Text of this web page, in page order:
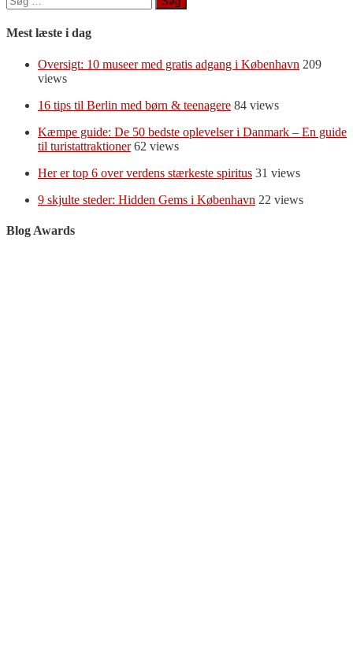
efter:
Mest læste i dag
Oversigt: 10 museer med gratis adgang i København 209
views
16 tips til Berlin med børn & teenagere 84 views
Kæmpe guide: De 50 bedste oplevelser i Danmark – En guide
til turistattraktioner 62 views
Her er top 6 over verdens stærkeste spiritus 31 views
9 skjulte steder: Hidden Gems i København 22 views
Blog Awards